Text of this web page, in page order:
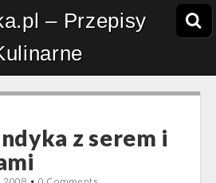
– Przepisy
z serem i